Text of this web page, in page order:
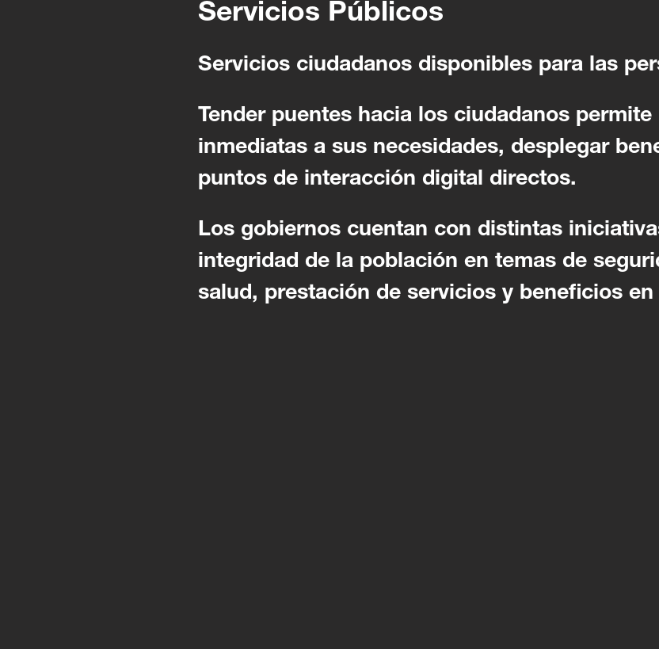
Servicios Públicos
Servicios ciudadanos disponibles para las
Tender puentes hacia los ciudadanos
inmediatas a sus necesidades, desplegar
puntos de interacción digital directos.
Los gobiernos cuentan con distintas
integridad de la población en temas de
salud, prestación de servicios y beneficios en